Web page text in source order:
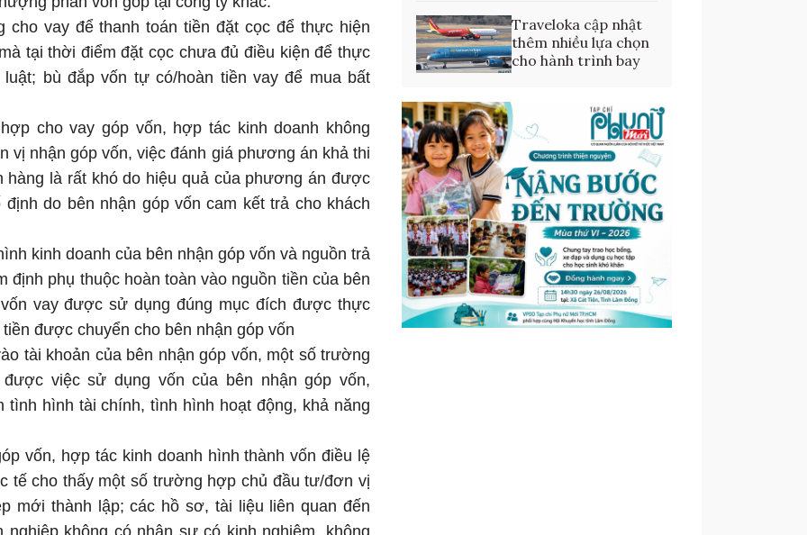
cho vay để thanh toán tiền đặt cọc để thực hiện
tại thời điểm đặt cọc chưa đủ điều kiện để thực
bù đắp vốn tự có/hoàn tiền vay để mua bất
cho vay góp vốn, hợp tác kinh doanh không
vị nhận góp vốn, việc đánh giá phương án khả thi
hàng là rất khó do hiệu quả của phương án được
do bên nhận góp vốn cam kết trả cho khách
kinh doanh của bên nhận góp vốn và nguồn trả
định phụ thuộc hoàn toàn vào nguồn tiền của bên
vay được sử dụng đúng mục đích được thực
được chuyển cho bên nhận góp vốn
tài khoản của bên nhận góp vốn, một số trường
việc sử dụng vốn của bên nhận góp vốn,
tình hình tài chính, tình hình hoạt động, khả năng
vốn, hợp tác kinh doanh hình thành vốn điều lệ
tế cho thấy một số trường hợp chủ đầu tư/đơn vị
mới thành lập; các hồ sơ, tài liệu liên quan đến
Traveloka cập nhật
thêm nhiều lựa chọn
cho hành trình bay